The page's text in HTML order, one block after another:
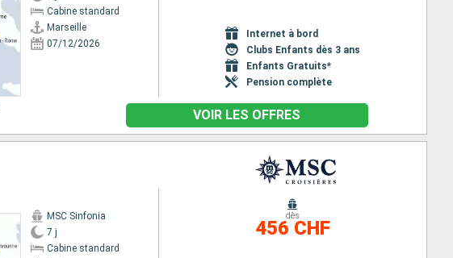
Cabine standard
Marseille
07/12/2026
Internet à bord
Clubs Enfants dès 3 ans
Enfants Gratuits*
Pension complète
VOIR LES OFFRES
MSC Sinfonia
7 j
Cabine standard
dès
456 CHF